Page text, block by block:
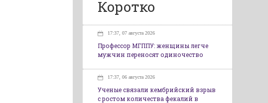
Коротко
17:37, 07 августа 2026
Профессор МГППУ: женщины легче
мужчин переносят одиночество
17:37, 06 августа 2026
Ученые связали кембрийский взрыв
с ростом количества фекалий в